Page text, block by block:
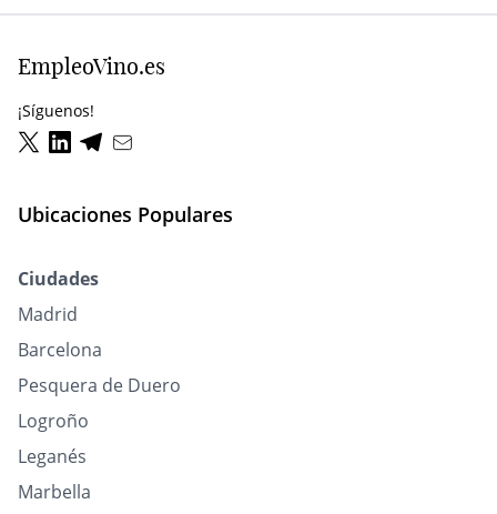
EmpleoVino.es
¡Síguenos!
Ubicaciones Populares
Ciudades
Madrid
Barcelona
Pesquera de Duero
Logroño
Leganés
Marbella